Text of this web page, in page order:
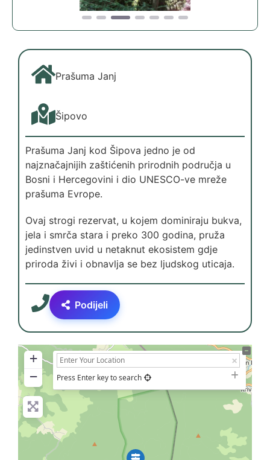
Prašuma Janj
Šipovo
Prašuma Janj kod Šipova jedno je od
najznačajnijih zaštićenih prirodnih područja u
Bosni i Hercegovini i dio UNESCO-ve mreže
prašuma Evrope.
Ovaj strogi rezervat, u kojem dominiraju bukva,
jela i smrča stara i preko 300 godina, pruža
jedinstven uvid u netaknut ekosistem gdje
priroda živi i obnavlja se bez ljudskog uticaja.
Podijeli
+
−
Press Enter key to search